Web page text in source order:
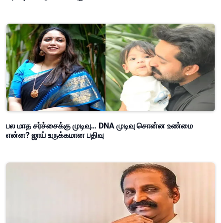
பல மாத சர்ச்சைக்கு முடிவு… DNA முடிவு சொன்ன உண்மை
என்ன? ஜாய் உருக்கமான பதிவு